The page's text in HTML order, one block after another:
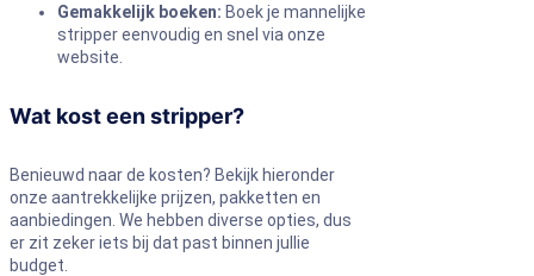
Gemakkelijk boeken: Boek je mannelijke
stripper eenvoudig en snel via onze
website.
Wat kost een stripper?
Benieuwd naar de kosten? Bekijk hieronder
onze aantrekkelijke prijzen, pakketten en
aanbiedingen. We hebben diverse opties, dus
er zit zeker iets bij dat past binnen jullie
budget.